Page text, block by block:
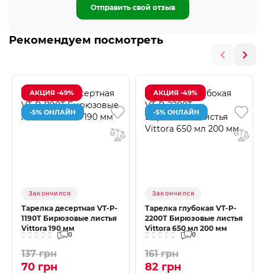
Отправить свой отзыв
Рекомендуем посмотреть
АКЦИЯ -49%
-5% ОНЛАЙН
Закончился
Тарелка десертная VT-P-
1190Т Бирюзовые листья
Vittora 190 мм
0
137 грн
70 грн
АКЦИЯ -49%
-5% ОНЛАЙН
Закончился
Тарелка глубокая VT-P-
2200Т Бирюзовые листья
Vittora 650 мл 200 мм
0
161 грн
82 грн